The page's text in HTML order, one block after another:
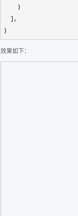
    )
  ],
)
效果如下：